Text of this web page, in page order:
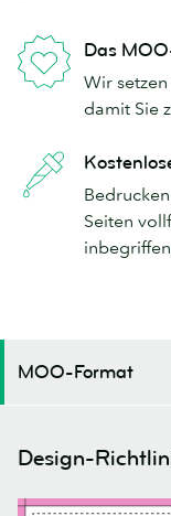
Das
Wir
damit Sie
Seiten
MOO-Format
Design-